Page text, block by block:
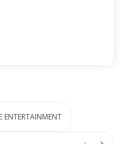
ENTERTAINMENT